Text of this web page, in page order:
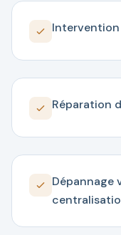
Réparation
Dépannage